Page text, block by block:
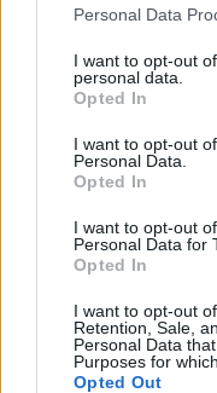
Please note that this
not limited to your visit
grant or deny consent
use your data for
consent section.
Personal Data
I want to opt-out
personal data.
Opted In
I want to opt-out
Personal Data.
Opted In
I want to opt-out
Personal Data for
Opted In
I want to opt-out
Retention, Sale,
Personal Data
Purposes for
Opted Out